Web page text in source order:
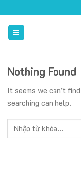
to
content
Nothing Found
It seems we can’t
searching can help.